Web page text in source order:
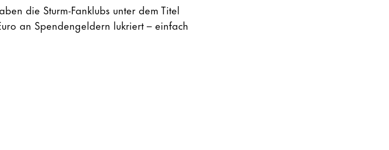
die Sturm-Fanklubs unter dem Titel
an Spendengeldern lukriert – einfach